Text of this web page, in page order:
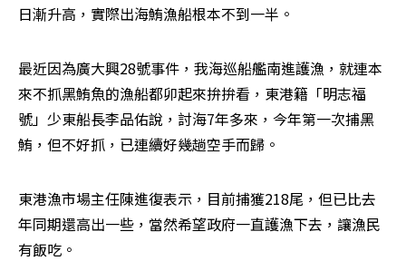
日漸升高，實際出海鮪漁船根本不到一半。
最近因為廣大興28號事件，我海巡船艦南進護漁，就連本
來不抓黑鮪魚的漁船都卯起來拚拚看，東港籍「明志福
號」少東船長李品佑說，討海7年多來，今年第一次捕黑
鮪，但不好抓，已連續好幾趟空手而歸。
東港漁市場主任陳進復表示，目前捕獲218尾，但已比去
年同期還高出一些，當然希望政府一直護漁下去，讓漁民
有飯吃。